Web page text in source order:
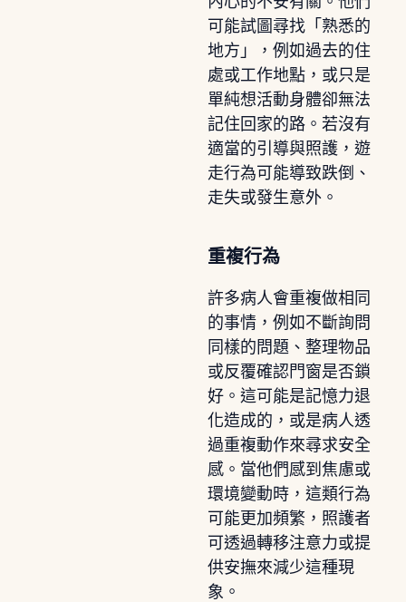
可能試圖尋找「熟悉的
地方」，例如過去的住
處或工作地點，或只是
單純想活動身體卻無法
記住回家的路。若沒有
適當的引導與照護，遊
走行為可能導致跌倒、
走失或發生意外。
重複行為
許多病人會重複做相同
的事情，例如不斷詢問
同樣的問題、整理物品
或反覆確認門窗是否鎖
好。這可能是記憶力退
化造成的，或是病人透
過重複動作來尋求安全
感。當他們感到焦慮或
環境變動時，這類行為
可能更加頻繁，照護者
可透過轉移注意力或提
供安撫來減少這種現
象。